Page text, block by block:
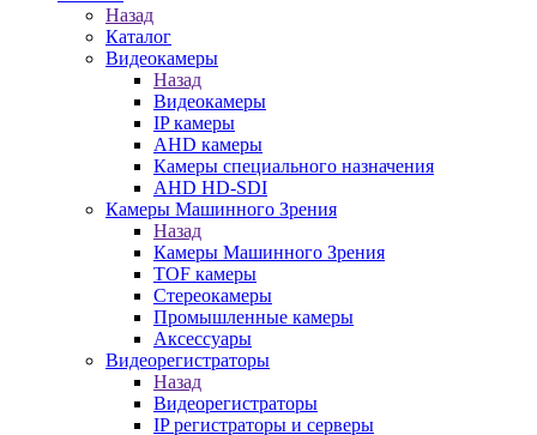
Назад
Каталог
Видеокамеры
Назад
Видеокамеры
IP камеры
AHD камеры
Камеры специального назначения
AHD HD-SDI
Камеры Машинного Зрения
Назад
Камеры Машинного Зрения
TOF камеры
Стереокамеры
Промышленные камеры
Аксессуары
Видеорегистраторы
Назад
Видеорегистраторы
IP регистраторы и серверы